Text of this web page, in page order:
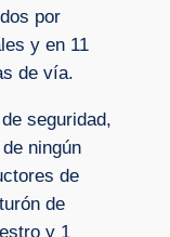
por
y en 11
de vía.
seguridad,
ningún
de
de
y 1